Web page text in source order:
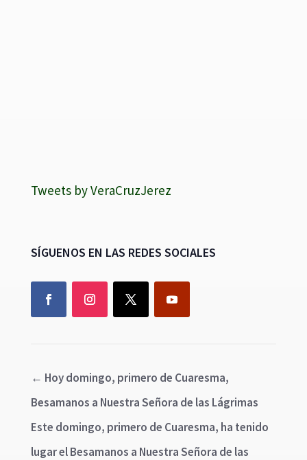
Tweets by VeraCruzJerez
SÍGUENOS EN LAS REDES SOCIALES
← Hoy domingo, primero de Cuaresma,
Besamanos a Nuestra Señora de las Lágrimas
Este domingo, primero de Cuaresma, ha tenido
lugar el Besamanos a Nuestra Señora de las